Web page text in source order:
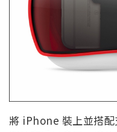
將 iPhone 裝上並搭